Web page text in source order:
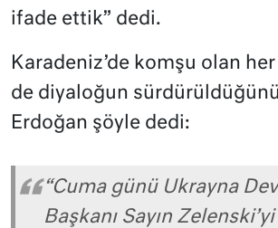
ifade ettik” dedi.
Karadeniz’de komşu olan
de diyaloğun
Erdoğan şöyle dedi:
“Cuma günü Ukrayna
Başkanı Sayın Zelenski’yi